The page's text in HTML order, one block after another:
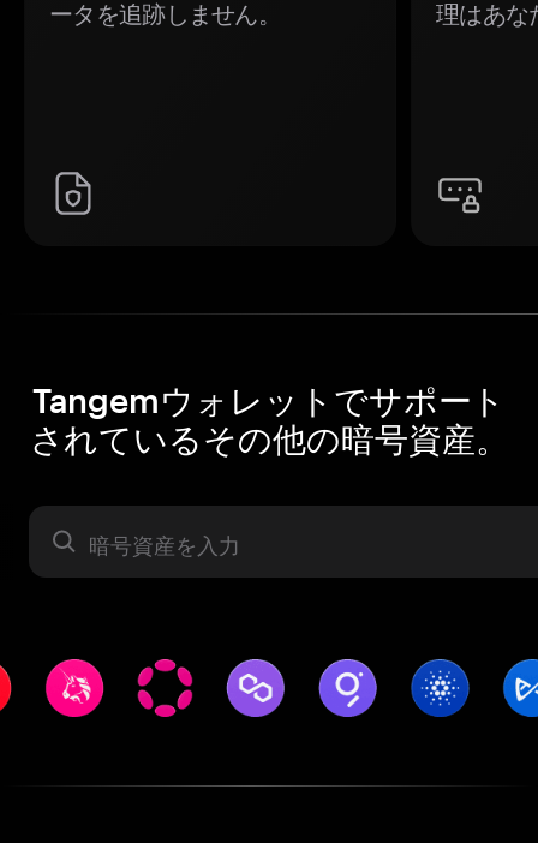
ータを追跡しません。 理はあな
Tangemウォレットでサポート
されているその他の暗号資産。
暗号資産